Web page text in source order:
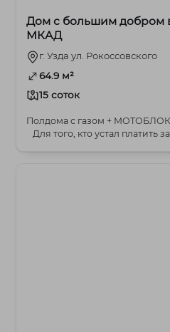
Дом с большим добром в
МКАД
г. Узда ул. Рокоссовского
64.9 м²
15 соток
Полдома с газом +
Для того, кто устал платить за